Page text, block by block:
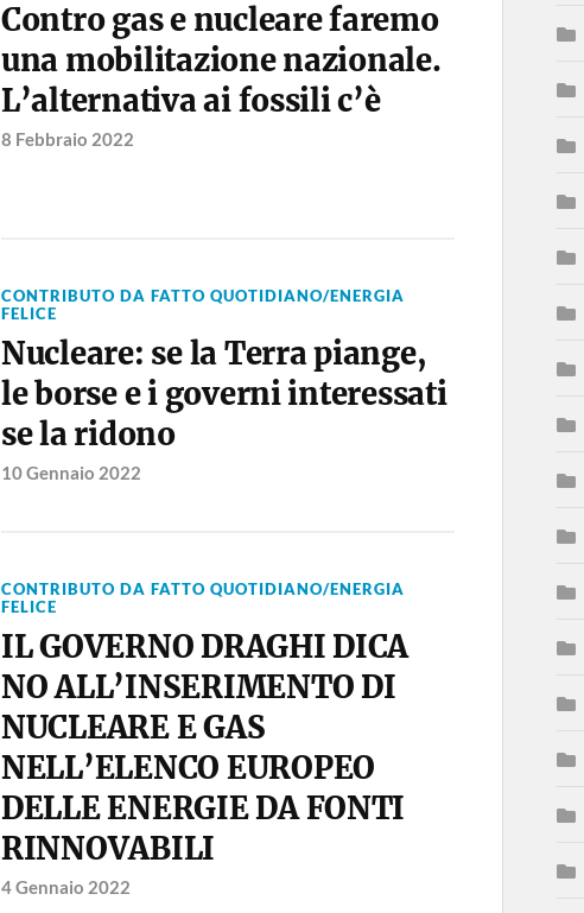
Contro gas e nucleare faremo
una mobilitazione nazionale.
L’alternativa ai fossili c’è
8 Febbraio 2022
CONTRIBUTO DA FATTO QUOTIDIANO/ENERGIA
FELICE
Nucleare: se la Terra piange,
le borse e i governi interessati
se la ridono
10 Gennaio 2022
CONTRIBUTO DA FATTO QUOTIDIANO/ENERGIA
FELICE
IL GOVERNO DRAGHI DICA
NO ALL’INSERIMENTO DI
NUCLEARE E GAS
NELL’ELENCO EUROPEO
DELLE ENERGIE DA FONTI
RINNOVABILI
4 Gennaio 2022